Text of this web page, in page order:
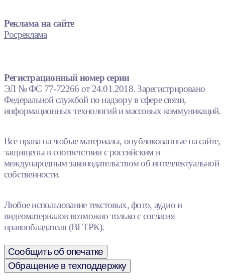
Реклама на сайте
Росреклама
Регистрационный номер серии
ЭЛ № ФС 77-72266 от 24.01.2018. Зарегистрировано
Федеральной службой по надзору в сфере связи,
информационных технологий и массовых коммуникаций.
Все права на любые материалы, опубликованные на сайте,
защищены в соответствии с российским и
международным законодательством об интеллектуальной
собственности.
Любое использование текстовых, фото, аудио и
видеоматериалов возможно только с согласия
правообладателя (ВГТРК).
Сообщить об опечатке
Обращение в техподдержку